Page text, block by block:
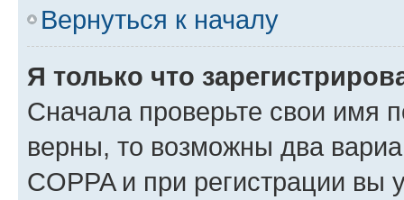
Вернуться к началу
Я только что
Сначала проверьте свои имя
верны, то возможны два
COPPA и при регистрации вы